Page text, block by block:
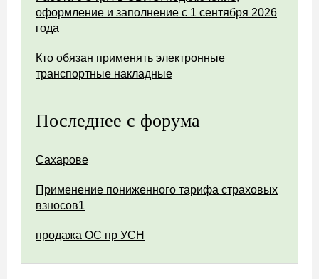
оформление и заполнение с 1 сентября 2026
года
Кто обязан применять электронные
транспортные накладные
Последнее с форума
Сахарове
Применение пониженного тарифа страховых
взносов1
продажа ОС пр УСН